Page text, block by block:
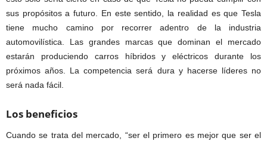
sus propósitos a futuro. En este sentido, la realidad es que Tesla
tiene mucho camino por recorrer adentro de la industria
automovilística. Las grandes marcas que dominan el mercado
estarán produciendo carros híbridos y eléctricos durante los
próximos años. La competencia será dura y hacerse líderes no
será nada fácil.
Los beneficios
Cuando se trata del mercado, “ser el primero es mejor que ser el